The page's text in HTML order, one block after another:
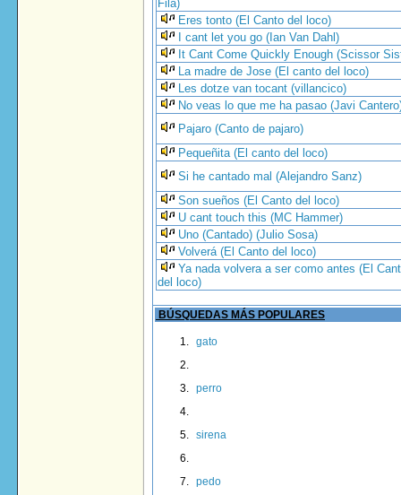
Fila)
Eres tonto (El Canto del loco)
I cant let you go (Ian Van Dahl)
It Cant Come Quickly Enough (Scissor
La madre de Jose (El canto del loco)
Les dotze van tocant (villancico)
No veas lo que me ha pasao (Javi
Pajaro (Canto de pajaro)
Pequeñita (El canto del loco)
Si he cantado mal (Alejandro Sanz)
Son sueños (El Canto del loco)
U cant touch this (MC Hammer)
Uno (Cantado) (Julio Sosa)
Volverá (El Canto del loco)
Ya nada volvera a ser como antes (El
del loco)
BÚSQUEDAS MÁS POPULARES
gato
perro
sirena
pedo